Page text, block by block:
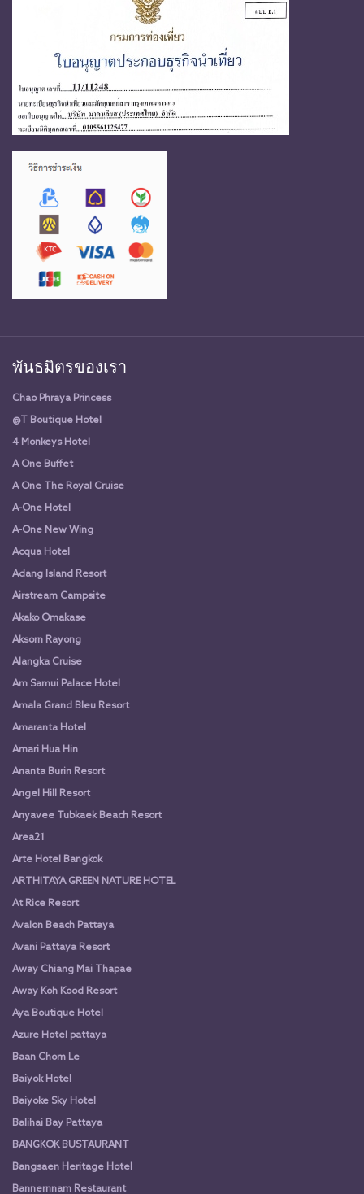
พันธมิตรของเรา
Chao Phraya Princess
@T Boutique Hotel
4 Monkeys Hotel
A One Buffet
A One The Royal Cruise
A-One Hotel
A-One New Wing
Acqua Hotel
Adang Island Resort
Airstream Campsite
Akako Omakase
Aksorn Rayong
Alangka Cruise
Am Samui Palace Hotel
Amala Grand Bleu Resort
Amaranta Hotel
Amari Hua Hin
Ananta Burin Resort
Angel Hill Resort
Anyavee Tubkaek Beach Resort
Area21
Arte Hotel Bangkok
ARTHITAYA GREEN NATURE HOTEL
At Rice Resort
Avalon Beach Pattaya
Avani Pattaya Resort
Away Chiang Mai Thapae
Away Koh Kood Resort
Aya Boutique Hotel
Azure Hotel pattaya
Baan Chom Le
Baiyok Hotel
Baiyoke Sky Hotel
Balihai Bay Pattaya
BANGKOK BUSTAURANT
Bangsaen Heritage Hotel
Bannernnam Restaurant